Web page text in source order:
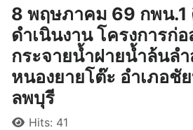
8 พฤษภาคม 69 กพน.1
ดำเนินงาน โครงการก่
กระจายน้ำฝายน้ำล้นล
หนองยายโต๊ะ อำเภอชั
ลพบุรี
DetailsHits: 41